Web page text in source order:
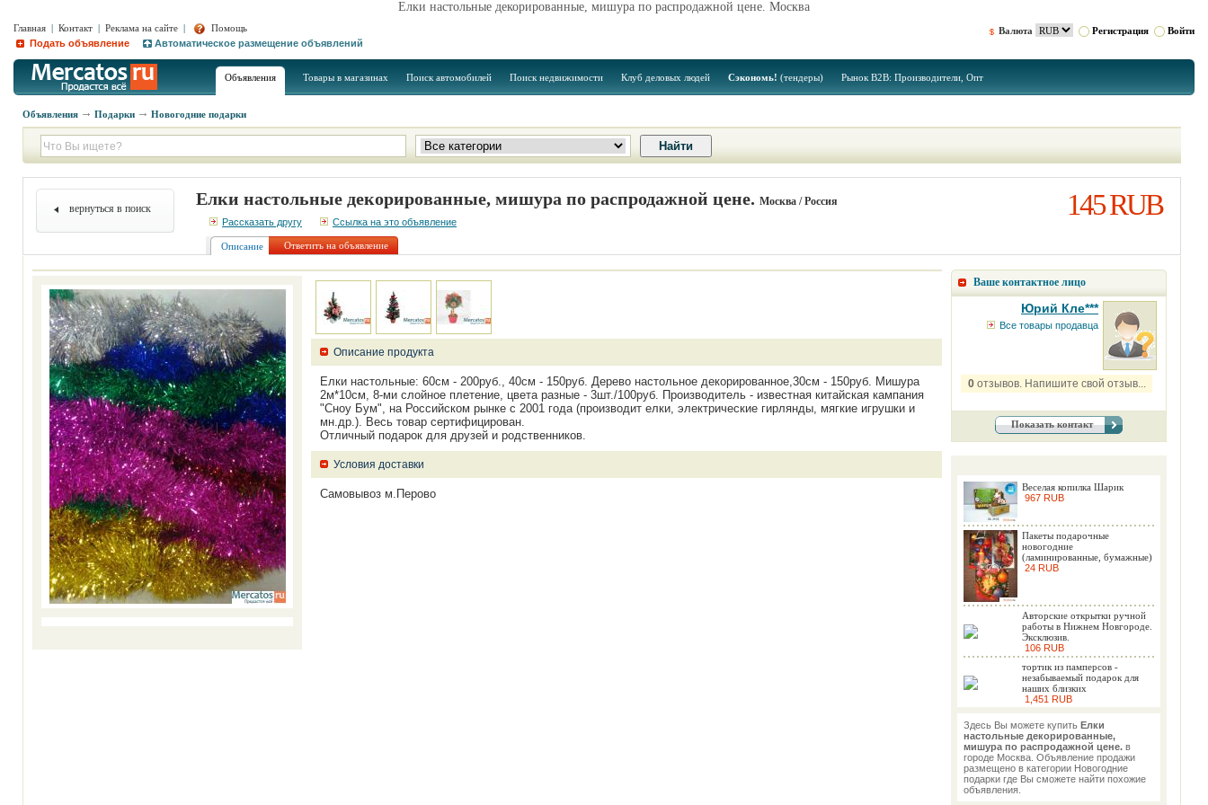
Елки настольные декорированные, мишура по распродажной цене. Москва
Главная | Контакт | Реклама на сайте |
Помощь
Подать объявление
Автоматическое размещение объявлений
Валюта Регистрация Войти
Объявления Товары в магазинах Поиск автомобилей Поиск недвижимости Клуб деловых людей Сэкономь! (тендеры) Рынок B2B: Производители, Опт
Объявления Подарки Новогодние подарки
вернуться в поиск Елки настольные декорированные, мишура по распродажной цене. Москва / Россия
Рассказать другу Ссылка на это объявление
145 RUB
Описание Ответить на объявление
Описание продукта
Елки настольные: 60см - 200руб., 40см - 150руб. Дерево настольное декорированное,30см - 150руб. Мишура
2м*10см, 8-ми слойное плетение, цвета разные - 3шт./100руб. Производитель - известная китайская кампания
"Сноу Бум", на Российском рынке с 2001 года (производит елки, электрические гирлянды, мягкие игрушки и
мн.др.). Весь товар сертифицирован.
Отличный подарок для друзей и родственников.
Условия доставки
Самовывоз м.Перово
Ваше контактное лицо
Юрий Кле***
Все товары продавца
0отзывов. Напишите свой отзыв...
Показать контакт
Веселая копилка Шарик
967 RUB
Пакеты подарочные
новогодние
(ламинированные, бумажные)
24 RUB
Авторские открытки ручной
работы в Нижнем Новгороде.
Эксклюзив.
106 RUB
тортик из памперсов -
незабываемый подарок для
наших близких
1,451 RUB
Здесь Вы можете купить Елки
настольные декорированные,
мишура по распродажной цене. в
городе Москва. Объявление продажи
размещено в категории Новогодние
подарки где Вы сможете найти похожие
объявления.